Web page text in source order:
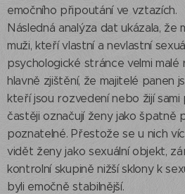
emočního připoutání ve vztazích.
Následná analýza dat ukázala, že
muži, kteří vlastní a nevlastní
psychologické stránce velmi malé
hlavně zjištění, že majitelé panen
kteří jsou rozvedení nebo žijí
častěji označují ženy jako špatně
poznatelné. Přestože se u nich
vidět ženy jako sexuální objekt,
kontrolní skupině nižší sklony k
byli emočně stabilnější.